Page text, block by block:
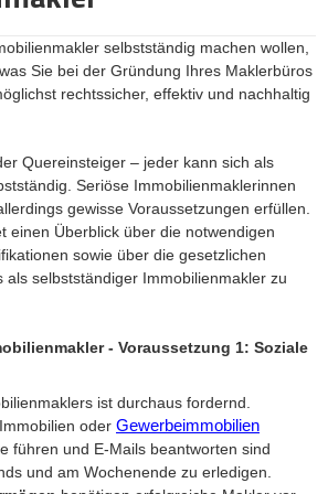
Nicht nur die Karte wechselt alle zwei
eignet sich deshalb auch hervorragend
Foodkonzept direkt am Markt
einer Unternehmensgründung
der unangenehmste Teil der selbständigen
bekommst du einen Überblick,
Amt bzw. welcher Stelle auf dich
warten:
Gaststätten und Imbisswägen
(Finanzamt),
(Bundesamt für Justiz),
(IHK),
& Hygienebelehrung (Gesundheitsamt),
zur Unterstützung, etwa
und das Verwenden von geeigneten
gehört hier in aller Regel zum
ist immer ratsam, wenn Sie
Aufträge erhalten werden. Immerhin
ein gewisses Maß an Sicherheit, dass
liefern. Zwar dürfen Sie, wie angemerkt,
als Übersetzer/in arbeiten,
so allerdings nicht genügend Aufträge
und komplett selbstständig als
Außerdem kann es eventuell zu
mit Bedacht
so erlernen Sie im
in der Regel mindestens zwei
Niveau. Wählen Sie diese
Nachfrage nach Übersetzungen in
unterschiedlich hoch und wird zudem
selbstständig machen wollen,
Sie bei der Gründung Ihres Maklerbüros
rechtssicher, effektiv und nachhaltig
Quereinsteiger – jeder kann sich als
Seriöse Immobilienmaklerinnen
gewisse Voraussetzungen erfüllen.
einen Überblick über die notwendigen
sowie über die gesetzlichen
als selbstständiger Immobilienmakler zu
- Voraussetzung 1: Soziale
ist durchaus fordernd.
oder Gewerbeimmobilien
führen und E-Mails beantworten sind
und am Wochenende zu erledigen.